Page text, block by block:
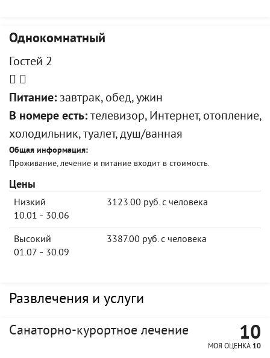
Однокомнатный
Гостей 2
Питание: завтрак, обед, ужин
В номере есть: телевизор, Интернет, отопление,
холодильник, туалет, душ/ванная
Общая информация:
Проживание, лечение и питание входит в стоимость.
Цены
Низкий
10.01 - 30.06
3123.00 руб. с человека
Высокий
01.07 - 30.09
3387.00 руб. с человека
Развлечения и услуги
Санаторно-курортное лечение 10
МОЯ ОЦЕНКА 10